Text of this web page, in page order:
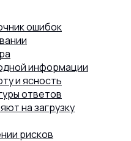
ошибок
информации
и ясность
ответов
на загрузку
рисков